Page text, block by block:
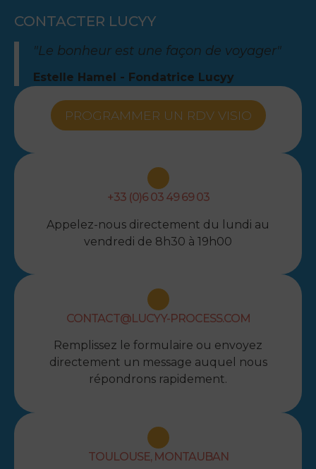
CONTACTER LUCYY
"Le bonheur est une façon de voyager"
Estelle Hamel - Fondatrice Lucyy
PROGRAMMER UN RDV VISIO
+33 (0)6 03 49 69 03
Appelez-nous directement du lundi au
vendredi de 8h30 à 19h00
CONTACT@LUCYY-PROCESS.COM
Remplissez le formulaire ou envoyez
directement un message auquel nous
répondrons rapidement.
TOULOUSE, MONTAUBAN